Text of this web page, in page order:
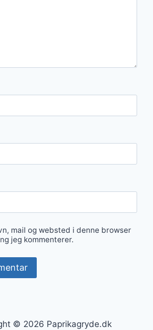
mail og websted i denne browser
jeg kommenterer.
© 2026 Paprikagryde.dk